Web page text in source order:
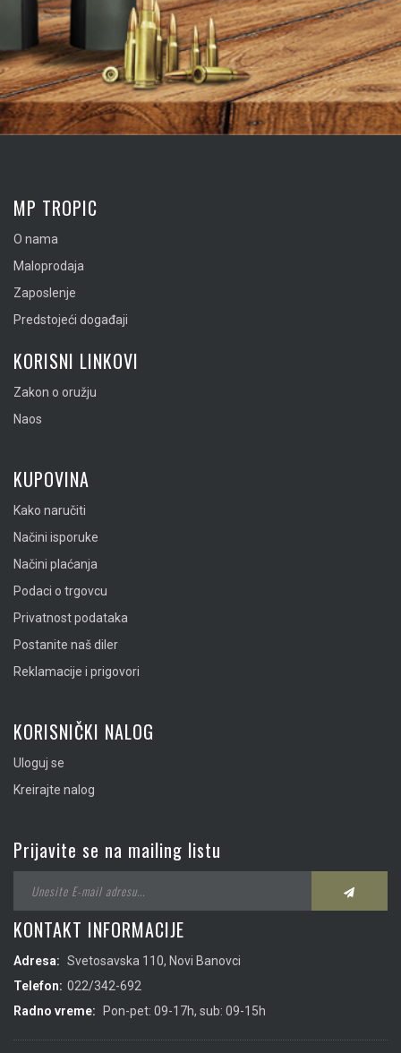
MP TROPIC
O nama
Maloprodaja
Zaposlenje
Predstojeći događaji
KORISNI LINKOVI
Zakon o oružju
Naos
KUPOVINA
Kako naručiti
Načini isporuke
Načini plaćanja
Podaci o trgovcu
Privatnost podataka
Postanite naš diler
Reklamacije i prigovori
KORISNIČKI NALOG
Uloguj se
Kreirajte nalog
Prijavite se na mailing listu
KONTAKT INFORMACIJE
Adresa: Svetosavska 110, Novi Banovci
Telefon: 022/342-692
Radno vreme:
Pon-pet: 09-17h, sub: 09-15h